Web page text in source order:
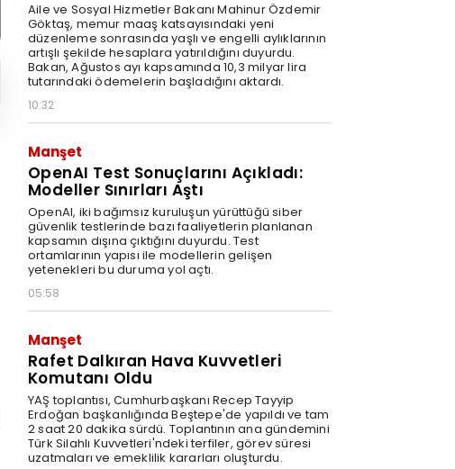
Aile ve Sosyal Hizmetler Bakanı Mahinur Özdemir
Göktaş, memur maaş katsayısındaki yeni
düzenleme sonrasında yaşlı ve engelli aylıklarının
artışlı şekilde hesaplara yatırıldığını duyurdu.
Bakan, Ağustos ayı kapsamında 10,3 milyar lira
tutarındaki ödemelerin başladığını aktardı.
10:32
Manşet
OpenAI Test Sonuçlarını Açıkladı:
Modeller Sınırları Aştı
OpenAI, iki bağımsız kuruluşun yürüttüğü siber
güvenlik testlerinde bazı faaliyetlerin planlanan
kapsamın dışına çıktığını duyurdu. Test
ortamlarının yapısı ile modellerin gelişen
yetenekleri bu duruma yol açtı.
05:58
Manşet
Rafet Dalkıran Hava Kuvvetleri
Komutanı Oldu
YAŞ toplantısı, Cumhurbaşkanı Recep Tayyip
Erdoğan başkanlığında Beştepe'de yapıldı ve tam
2 saat 20 dakika sürdü. Toplantının ana gündemini
Türk Silahlı Kuvvetleri'ndeki terfiler, görev süresi
uzatmaları ve emeklilik kararları oluşturdu.